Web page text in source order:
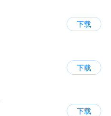
下载
下载
下载